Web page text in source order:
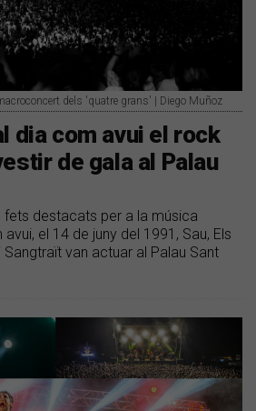
dels 'quatre grans' | Diego Muñoz
dia com avui el rock
de gala al Palau
fets destacats per a la música
el 14 de juny del 1991, Sau, Els
van actuar al Palau Sant